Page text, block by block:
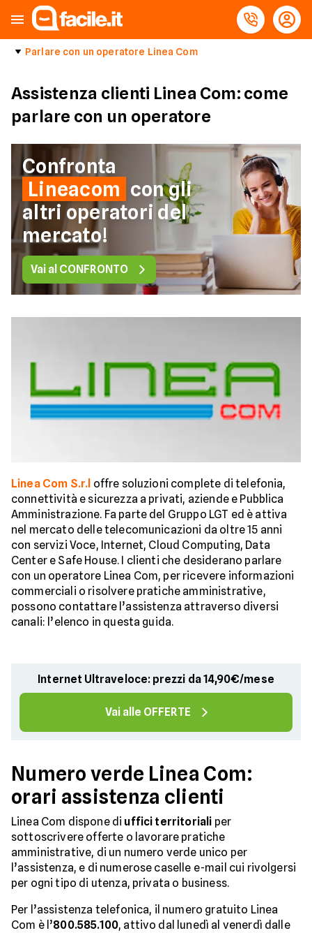
Parlare con un operatore Linea Com
Assistenza clienti Linea Com: come
parlare con un operatore
Confronta
Lineacom con gli
altri operatori del
mercato!
Vai al CONFRONTO
Linea Com S.r.l offre soluzioni complete di telefonia,
connettività e sicurezza a privati, aziende e Pubblica
Amministrazione. Fa parte del Gruppo LGT ed è attiva
nel mercato delle telecomunicazioni da oltre 15 anni
con servizi Voce, Internet, Cloud Computing, Data
Center e Safe House. I clienti che desiderano parlare
con un operatore Linea Com, per ricevere informazioni
commerciali o risolvere pratiche amministrative,
possono contattare l’assistenza attraverso diversi
canali: l’elenco in questa guida.
Internet Ultraveloce: prezzi da 14,90€/mese
Vai alle OFFERTE
Numero verde Linea Com:
orari assistenza clienti
Linea Com dispone di uffici territoriali per
sottoscrivere offerte o lavorare pratiche
amministrative, di un numero verde unico per
l’assistenza, e di numerose caselle e-mail cui rivolgersi
per ogni tipo di utenza, privata o business.
Per l’assistenza telefonica, il numero gratuito Linea
Com è l’800.585.100, attivo dal lunedì al venerdì dalle